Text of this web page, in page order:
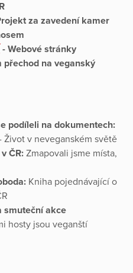
za zavedení kamer
- Webové stránky
na veganský
podíleli na dokumentech:
v neveganském světě
ČR: Zmapovali jsme místa,
Kniha pojednávající o
smuteční akce
hosty jsou veganští